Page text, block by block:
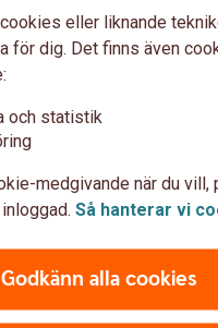
i den andres
under 20 års tid
pension med knappt 2
kvinnors pension till
av Swedbank.
eller liknande
för dig. Det finns även
och statistik
medgivande när du
Så hanterar vi
Godkänn alla cookies